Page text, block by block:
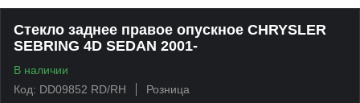
Стекло заднее правое опускное CHRYSLER
SEBRING 4D SEDAN 2001-
В наличии
Код: DD09852 RD/RH
Розница